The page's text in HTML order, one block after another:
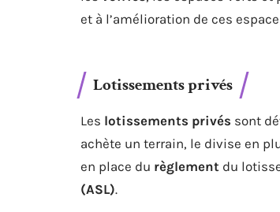
et à l’amélioration de ces
Lotissements privés
Les lotissements privés sont
achète un terrain, le divise en
en place du règlement du
(ASL).